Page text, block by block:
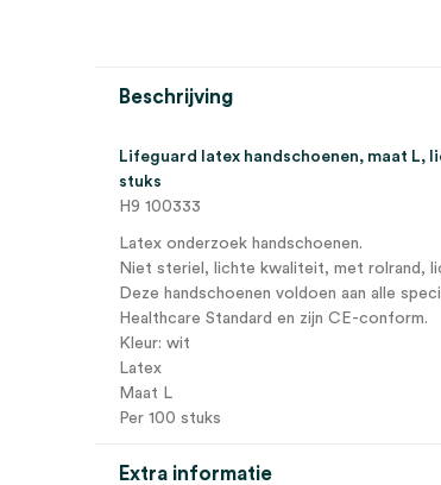
Beschrijving
Lifeguard latex handschoenen, maat L,
stuks
H9 100333
Latex onderzoek handschoenen.
Niet steriel, lichte kwaliteit, met rolrand,
Deze handschoenen voldoen aan alle
Healthcare Standard en zijn CE-conform.
Kleur: wit
Latex
Maat L
Per 100 stuks
Extra informatie